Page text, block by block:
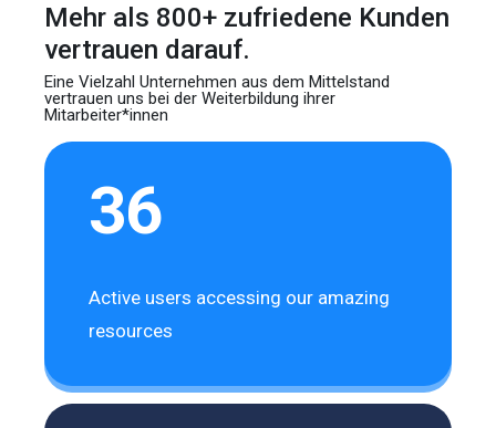
Mehr als 800+ zufriedene Kunden
vertrauen darauf.
Eine Vielzahl Unternehmen aus dem Mittelstand
vertrauen uns bei der Weiterbildung ihrer
Mitarbeiter*innen
36
Active users accessing our amazing
resources